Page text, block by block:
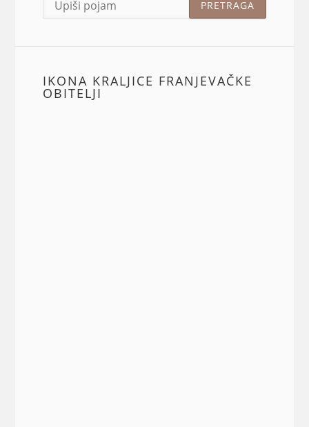
IKONA KRALJICE FRANJEVAČKE
OBITELJI